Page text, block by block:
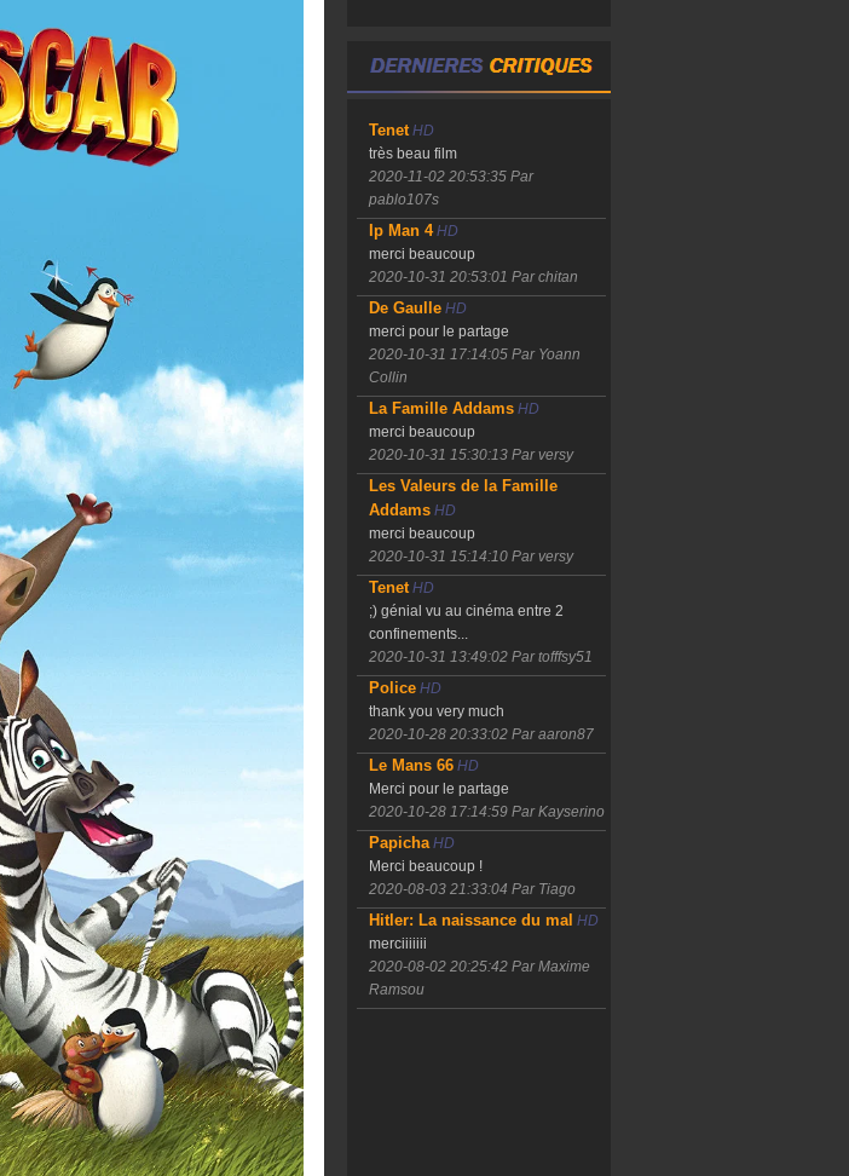
TenetHD
très beau film
2020-11-02 20:53:35 Par
pablo107s
Ip Man 4HD
merci beaucoup
2020-10-31 20:53:01 Par chitan
De GaulleHD
merci pour le partage
2020-10-31 17:14:05 Par Yoann
Collin
La Famille AddamsHD
merci beaucoup
2020-10-31 15:30:13 Par versy
Les Valeurs de la Famille
AddamsHD
merci beaucoup
2020-10-31 15:14:10 Par versy
TenetHD
;) génial vu au cinéma entre 2
confinements...
2020-10-31 13:49:02 Par tofffsy51
PoliceHD
thank you very much
2020-10-28 20:33:02 Par aaron87
Le Mans 66HD
Merci pour le partage
2020-10-28 17:14:59 Par Kayserino
PapichaHD
Merci beaucoup !
2020-08-03 21:33:04 Par Tiago
Hitler: La naissance du mal HD
merciiiiiii
2020-08-02 20:25:42 Par Maxime
Ramsou